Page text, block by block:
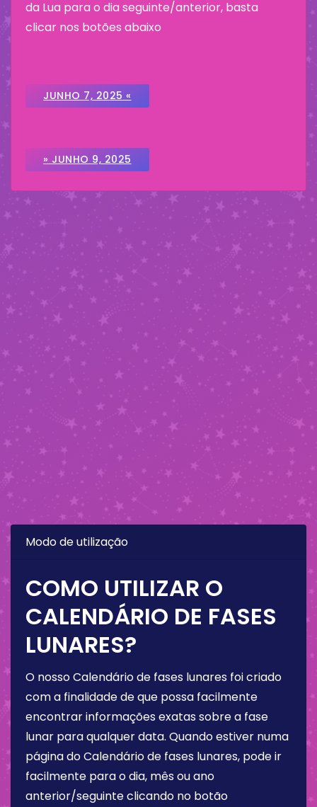
da Lua para o dia seguinte/anterior, basta
clicar nos botões abaixo
JUNHO 7, 2025 «
» JUNHO 9, 2025
Modo de utilização
COMO UTILIZAR O
CALENDÁRIO DE FASES
LUNARES?
O nosso Calendário de fases lunares foi criado
com a finalidade de que possa facilmente
encontrar informações exatas sobre a fase
lunar para qualquer data. Quando estiver numa
página do Calendário de fases lunares, pode ir
facilmente para o dia, mês ou ano
anterior/seguinte clicando no botão